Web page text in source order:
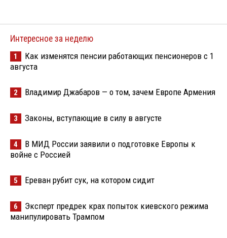
Интересное за неделю
1
Как изменятся пенсии работающих пенсионеров с 1
августа
2 Владимир Джабаров — о том, зачем Европе Армения
3 Законы, вступающие в силу в августе
4
В МИД России заявили о подготовке Европы к
войне с Россией
5 Ереван рубит сук, на котором сидит
6
Эксперт предрек крах попыток киевского режима
манипулировать Трампом